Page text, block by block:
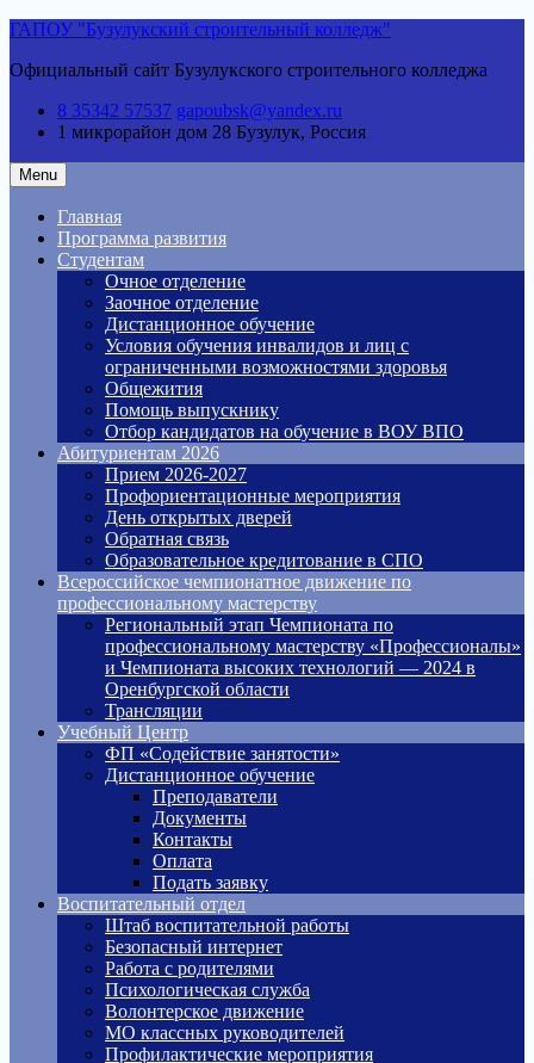
Skip
content
ГАПОУ "Бузулукский строительный колледж"
Официальный сайт Бузулукского строительного колледжа
8 35342 57537 gapoubsk@yandex.ru
1 микрорайон дом 28 Бузулук, Россия
Menu
Главная
Программа развития
Студентам
Очное отделение
Заочное отделение
Дистанционное обучение
Условия обучения инвалидов и лиц с
ограниченными возможностями здоровья
Общежития
Помощь выпускнику
Отбор кандидатов на обучение в ВОУ ВПО
Абитуриентам 2026
Прием 2026-2027
Профориентационные мероприятия
День открытых дверей
Обратная связь
Образовательное кредитование в СПО
Всероссийское чемпионатное движение по
профессиональному мастерству
Региональный этап Чемпионата по
профессиональному мастерству «Профессионалы»
и Чемпионата высоких технологий — 2024 в
Оренбургской области
Трансляции
Учебный Центр
ФП «Содействие занятости»
Дистанционное обучение
Преподаватели
Документы
Контакты
Оплата
Подать заявку
Воспитательный отдел
Штаб воспитательной работы
Безопасный интернет
Работа с родителями
Психологическая служба
Волонтерское движение
МО классных руководителей
Профилактические мероприятия